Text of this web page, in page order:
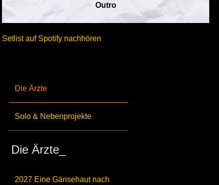
Die Ärzte
Solo & Nebenprojekte
Die Ärzte_
2027 Eine Gänsehaut nach
Outro
Setlist auf Spotify nachhören